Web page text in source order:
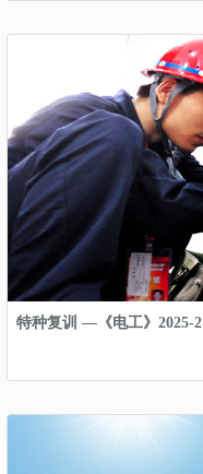
特种复训 —《电工》2025-2